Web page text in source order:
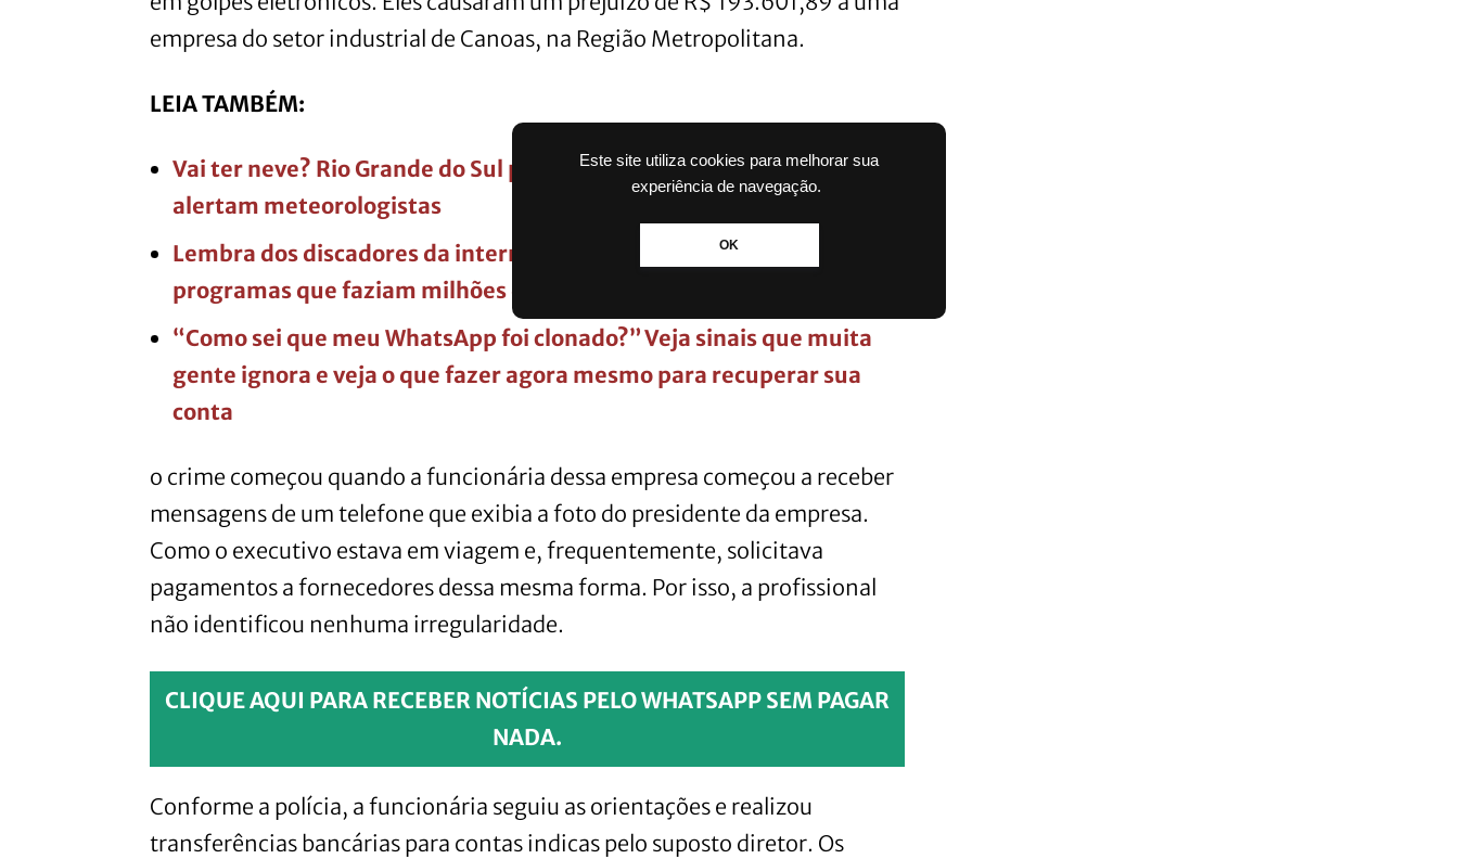
Este site utiliza cookies para melhorar sua
experiência de navegação.
OK
empresa do setor industrial de Canoas, na Região Metropolitana.
LEIA TAMBÉM:
Vai ter neve? Rio Grande do Sul pode ter os dias mais gelados do ano,
alertam meteorologistas
Lembra dos discadores da internet? Veja o que aconteceu com os
programas que faziam milhões de brasileiros entrarem na web
“Como sei que meu WhatsApp foi clonado?” Veja sinais que muita
gente ignora e veja o que fazer agora mesmo para recuperar sua
conta
o crime começou quando a funcionária dessa empresa começou a receber
mensagens de um telefone que exibia a foto do presidente da empresa.
Como o executivo estava em viagem e, frequentemente, solicitava
pagamentos a fornecedores dessa mesma forma. Por isso, a profissional
não identificou nenhuma irregularidade.
CLIQUE AQUI PARA RECEBER NOTÍCIAS PELO WHATSAPP SEM PAGAR
NADA.
Conforme a polícia, a funcionária seguiu as orientações e realizou
transferências bancárias para contas indicas pelo suposto diretor. Os